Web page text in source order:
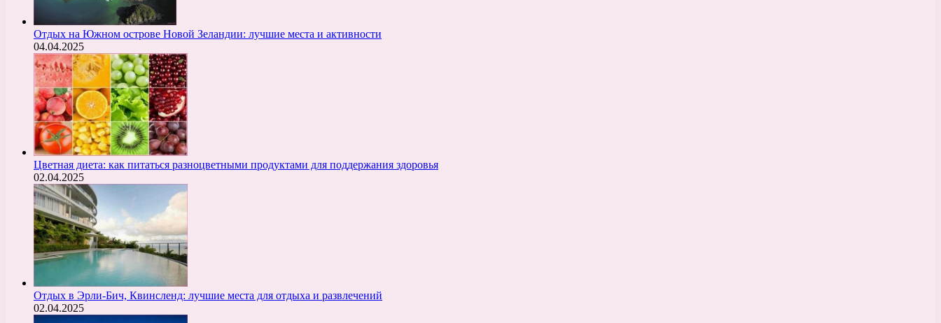
Отдых на Южном острове Новой Зеландии: лучшие места и активности
04.04.2025
Цветная диета: как питаться разноцветными продуктами для поддержания здоровья
02.04.2025
Отдых в Эрли-Бич, Квинсленд: лучшие места для отдыха и развлечений
02.04.2025